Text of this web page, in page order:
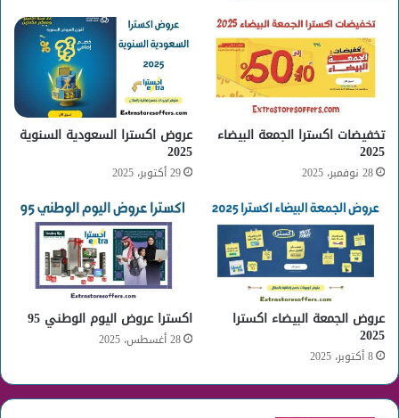
تخفيضات اكسترا الجمعة البيضاء
2025
28 نوفمبر، 2025
عروض اكسترا السعودية السنوية
2025
29 أكتوبر، 2025
عروض الجمعة البيضاء اكسترا
2025
8 أكتوبر، 2025
اكسترا عروض اليوم الوطني 95
28 أغسطس، 2025